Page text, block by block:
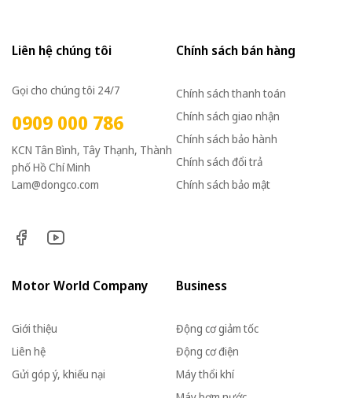
Liên hệ chúng tôi
Gọi cho chúng tôi 24/7
0909 000 786
KCN Tân Bình, Tây Thạnh, Thành
phố Hồ Chí Minh
Lam@dongco.com
Chính sách bán hàng
Chính sách thanh toán
Chính sách giao nhận
Chính sách bảo hành
Chính sách đổi trả
Chính sách bảo mật
Motor World Company
Giới thiệu
Liên hệ
Gửi góp ý, khiếu nại
Business
Động cơ giảm tốc
Động cơ điện
Máy thổi khí